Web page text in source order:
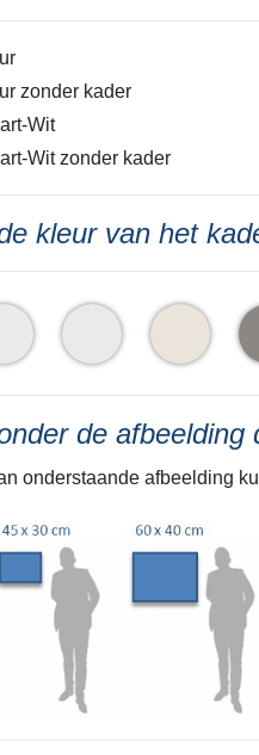
zonder kader
Wit
Wit zonder kader
kleur van het
de afbeelding
onderstaande afbeelding